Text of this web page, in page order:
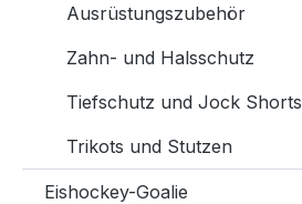
Ausrüstungszubehör
Zahn- und Halsschutz
Tiefschutz und Jock Shorts
Trikots und Stutzen
Eishockey-Goalie